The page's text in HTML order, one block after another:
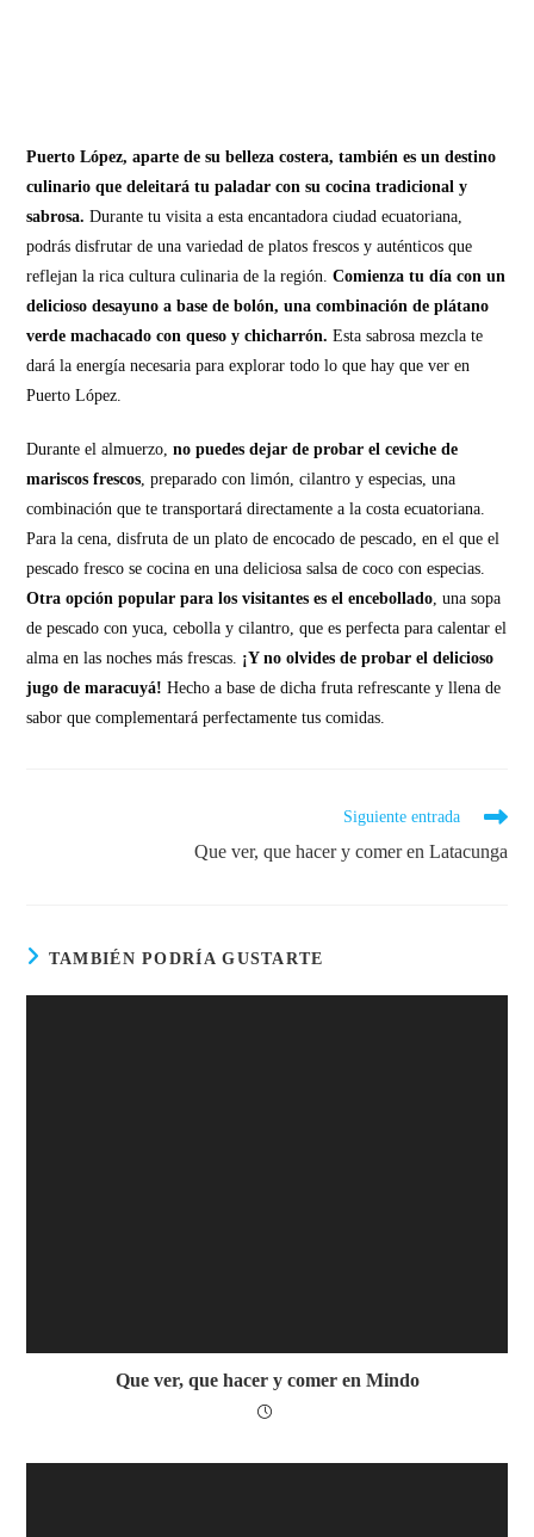
Puerto López, aparte de su belleza costera, también es un destino
culinario que deleitará tu paladar con su cocina tradicional y
sabrosa. Durante tu visita a esta encantadora ciudad ecuatoriana,
podrás disfrutar de una variedad de platos frescos y auténticos que
reflejan la rica cultura culinaria de la región.Comienza tu día con un
delicioso desayuno a base de bolón, una combinación de plátano
verde machacado con queso y chicharrón. Esta sabrosa mezcla te
dará la energía necesaria para explorar todo lo que hay que ver en
Puerto López.
Durante el almuerzo, no puedes dejar de probar el ceviche de
mariscos frescos, preparado con limón, cilantro y especias, una
combinación que te transportará directamente a la costa ecuatoriana.
Para la cena, disfruta de un plato de encocado de pescado, en el que el
pescado fresco se cocina en una deliciosa salsa de coco con especias.
Otra opción popular para los visitantes es el encebollado, una sopa
de pescado con yuca, cebolla y cilantro, que es perfecta para calentar el
alma en las noches más frescas. ¡Y no olvides de probar el delicioso
jugo de maracuyá!Hecho a base de dicha fruta refrescante y llena de
sabor que complementará perfectamente tus comidas.
Siguiente entrada
Que ver, que hacer y comer en Latacunga
TAMBIÉN PODRÍA GUSTARTE
Que ver, que hacer y comer en Mindo